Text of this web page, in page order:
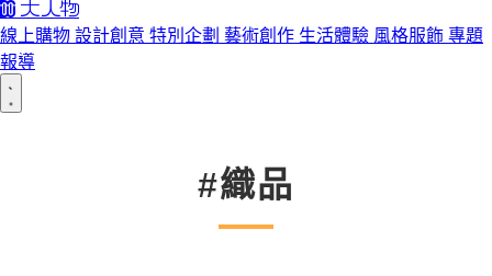
線上購物 設計創意 特別企劃 藝術創作 生活體驗 風格服飾 專題
報導
#織品